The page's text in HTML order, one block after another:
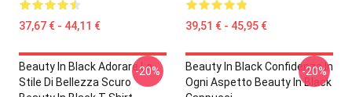
37,67 € - 44,11 € 39,51 € - 45,95 €
Beauty In Black Adorare Lo
Stile Di Bellezza Scuro
-20%
Beauty In Black Confidenza In
Ogni Aspetto Beauty In Black
-20%